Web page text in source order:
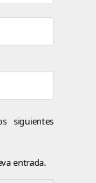
siguientes
entrada.